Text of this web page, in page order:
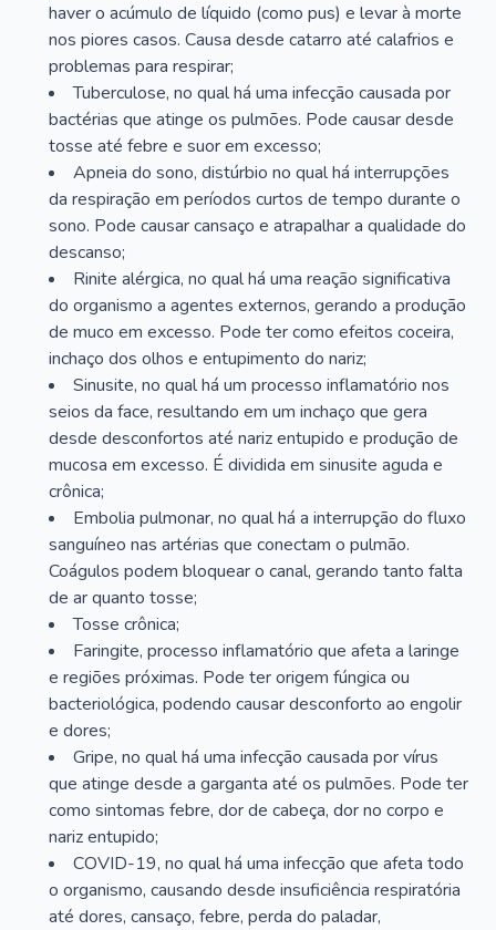
haver o acúmulo de líquido (como pus) e levar à morte
nos piores casos. Causa desde catarro até calafrios e
problemas para respirar;
Tuberculose, no qual há uma infecção causada por
bactérias que atinge os pulmões. Pode causar desde
tosse até febre e suor em excesso;
Apneia do sono, distúrbio no qual há interrupções
da respiração em períodos curtos de tempo durante o
sono. Pode causar cansaço e atrapalhar a qualidade do
descanso;
Rinite alérgica, no qual há uma reação significativa
do organismo a agentes externos, gerando a produção
de muco em excesso. Pode ter como efeitos coceira,
inchaço dos olhos e entupimento do nariz;
Sinusite, no qual há um processo inflamatório nos
seios da face, resultando em um inchaço que gera
desde desconfortos até nariz entupido e produção de
mucosa em excesso. É dividida em sinusite aguda e
crônica;
Embolia pulmonar, no qual há a interrupção do fluxo
sanguíneo nas artérias que conectam o pulmão.
Coágulos podem bloquear o canal, gerando tanto falta
de ar quanto tosse;
Tosse crônica;
Faringite, processo inflamatório que afeta a laringe
e regiões próximas. Pode ter origem fúngica ou
bacteriológica, podendo causar desconforto ao engolir
e dores;
Gripe, no qual há uma infecção causada por vírus
que atinge desde a garganta até os pulmões. Pode ter
como sintomas febre, dor de cabeça, dor no corpo e
nariz entupido;
COVID-19, no qual há uma infecção que afeta todo
o organismo, causando desde insuficiência respiratória
até dores, cansaço, febre, perda do paladar,